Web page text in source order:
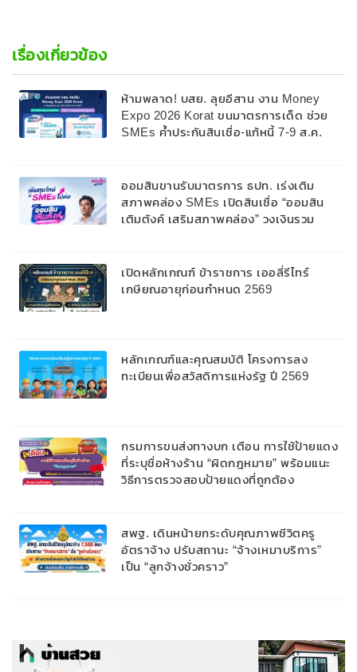
เรื่องเกี่ยวข้อง
ห้ามพลาด! บสย. ลุยอีสาน งาน Money
Expo 2026 Korat ขนมาตรการเด็ด ช่วย
SMEs ค้ำประกันสินเชื่อ-แก้หนี้ 7-9 ส.ค.
ออมสินขานรับมาตรการ ธปท. เร่งเติม
สภาพคล่อง SMEs เปิดสินเชื่อ “ออมสิน
เติมตังค์ เสริมสภาพคล่อง” วงเงินรวม
สูงสุด 10 ปี
เปิดหลักเกณฑ์ ข้าราชการ เออลี่รีไทร์
เกษียณอายุก่อนกำหนด 2569
หลักเกณฑ์และคุณสมบัติ โครงการลง
ทะเบียนเพื่อสวัสดิการแห่งรัฐ ปี 2569
กรมการขนส่งทางบก เตือน การใช้ป้ายแดง
ที่ระบุชื่อห้างร้าน “ผิดกฎหมาย” พร้อมแนะ
วิธีการตรวจสอบป้ายแดงที่ถูกต้อง
สพฐ. เดินหน้ายกระดับคุณภาพชีวิตครู
อัตราจ้าง ปรับสถานะ “จ้างเหมาบริการ”
เป็น “ลูกจ้างชั่วคราว”